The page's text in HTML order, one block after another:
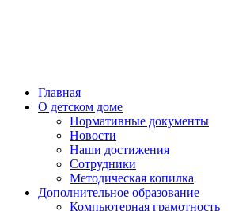
Главная
О детском доме
Нормативные документы
Новости
Наши достижения
Сотрудники
Методическая копилка
Дополнительное образование
Компьютерная грамотность